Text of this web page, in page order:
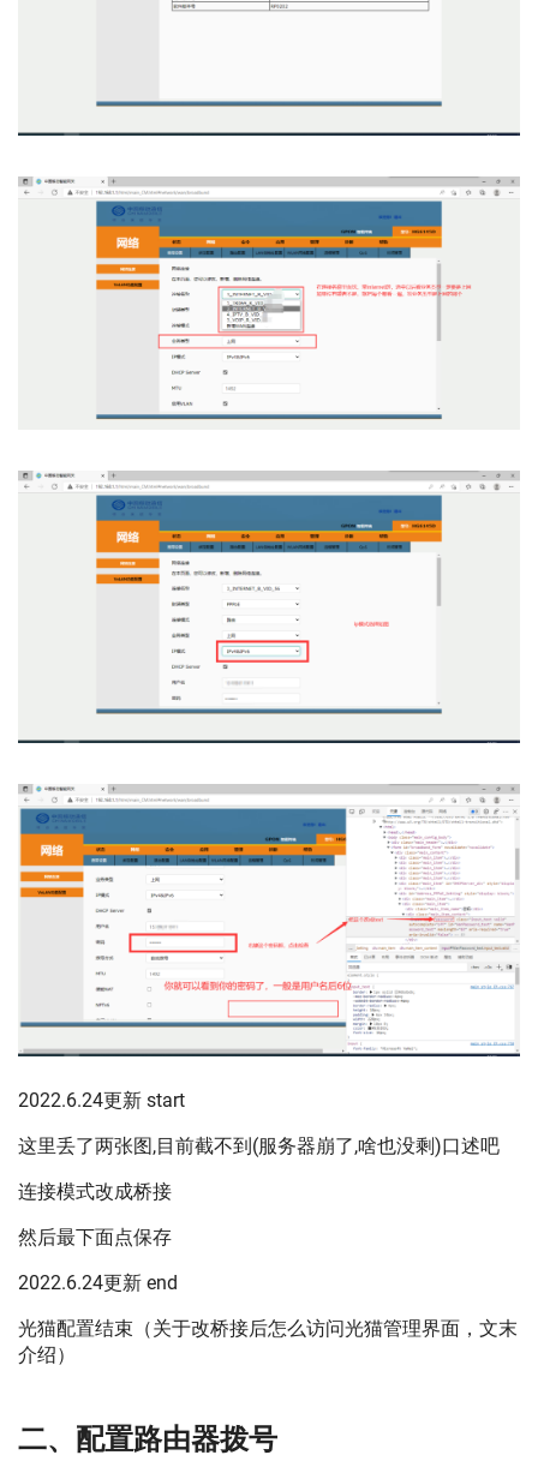
2022.6.24更新 start
这里丢了两张图,目前截不到(服务器崩了,啥也没剩)口述吧
连接模式改成桥接
然后最下面点保存
2022.6.24更新 end
光猫配置结束（关于改桥接后怎么访问光猫管理界面，文末
介绍）
二、配置路由器拨号